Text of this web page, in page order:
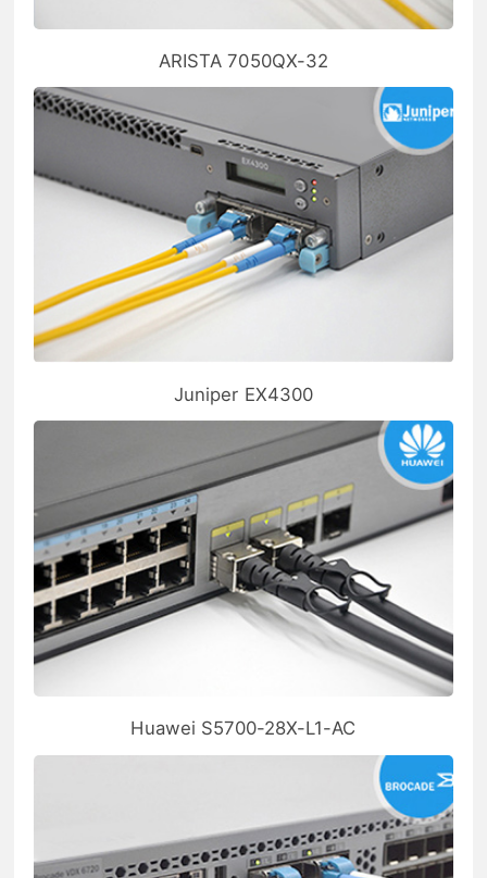
ARISTA 7050QX-32
Juniper EX4300
Huawei S5700-28X-L1-AC